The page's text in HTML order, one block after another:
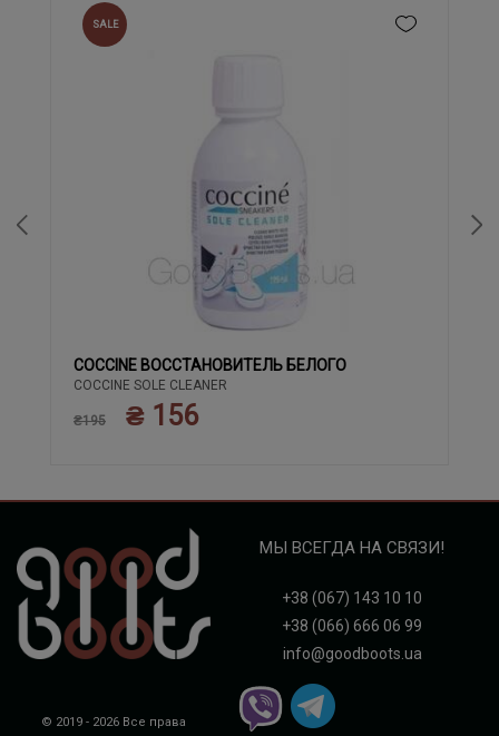
SALE
COCCINE ВОССТАНОВИТЕЛЬ БЕЛОГО
COCCINE SOLE CLEANER
₴195 ₴ 156
© 2019 - 2026 Все права
МЫ ВСЕГДА НА СВЯЗИ!
+38 (067) 143 10 10
+38 (066) 666 06 99
info@goodboots.ua